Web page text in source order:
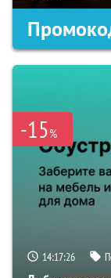
-15%
14:17:26